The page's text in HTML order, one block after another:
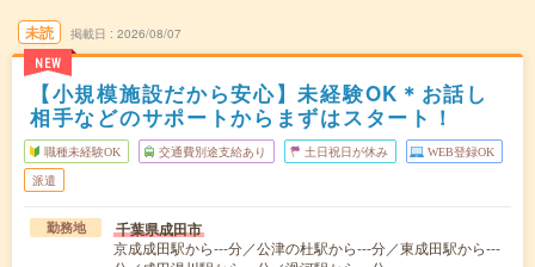
未読
NEW
掲載日 2026/08/07
【小規模施設だから安心】未経験OK＊お話し
相手などのサポートからまずはスタート！
職種未経験OK 交通費別途支給あり 土日祝日が休み WEB登録OK
派遣
勤務地 千葉県成田市
京成成田駅から---分／公津の杜駅から---分／東成田駅から---